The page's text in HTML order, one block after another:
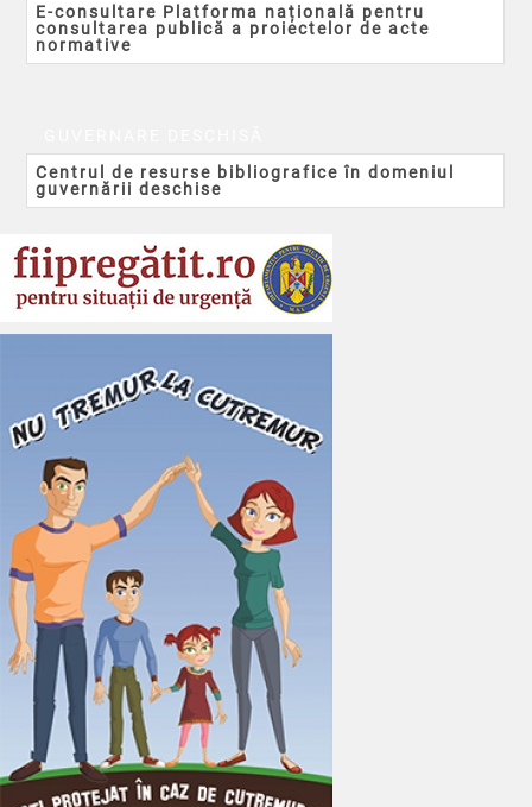
E-consultare Platforma națională pentru
consultarea publică a proiectelor de acte
normative
Centrul de resurse bibliografice în domeniul
guvernării deschise